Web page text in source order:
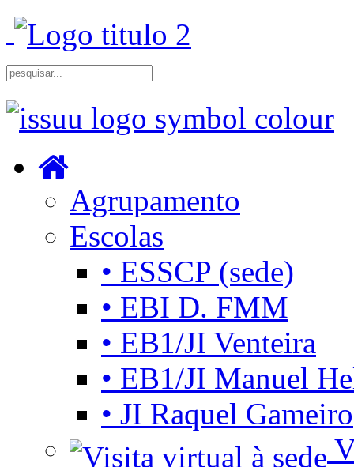
Agrupamento
Escolas
• ESSCP (sede)
• EBI D. FMM
• EB1/JI Venteira
• EB1/JI Manuel
• JI Raquel Gameiro